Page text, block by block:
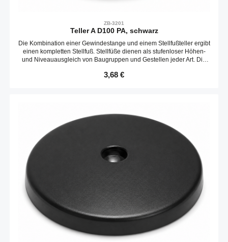
ZB-3201
Teller A D100 PA, schwarz
Die Kombination einer Gewindestange und einem Stellfußteller ergibt
einen kompletten Stellfuß. Stellfüße dienen als stufenloser Höhen-
und Niveauausgleich von Baugruppen und Gestellen jeder Art. Die
verbaut werden.
Regulärer Preis:
3,68 €